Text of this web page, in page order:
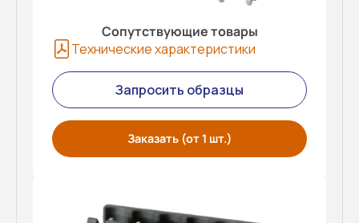
Сопутствующие товары
Технические характеристики
Запросить образцы
Заказать (от 1 шт.)